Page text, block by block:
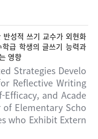
반성적 쓰기 교수가 외현화
급 학생의 글쓰기 능력과
영향
Strategies Develo
Reflective Writing
and Acade
Elementary Scho
who Exhibit Extern